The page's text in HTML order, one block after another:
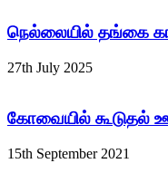
நெல்லையில் தங்கை
27th July 2025
கோவையில் கூடுதல்
15th September 2021